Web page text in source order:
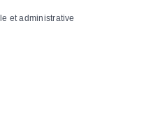
et administrative